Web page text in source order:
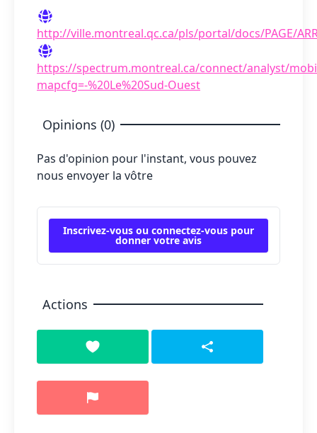
http://ville.montreal.qc.ca/pls/portal/docs/PAGE/
https://spectrum.montreal.ca/connect/analyst/
mapcfg=-%20Le%20Sud-Ouest
Opinions (0)
Pas d'opinion pour l'instant, vous pouvez
nous envoyer la vôtre
Inscrivez-vous ou connectez-vous pour
donner votre avis
Actions